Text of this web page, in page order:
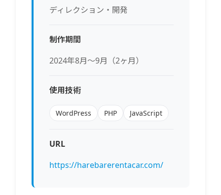
ディレクション・開発
制作期間
2024年8月～9月（2ヶ月）
使用技術
WordPress PHP JavaScript
URL
https://harebarerentacar.com/